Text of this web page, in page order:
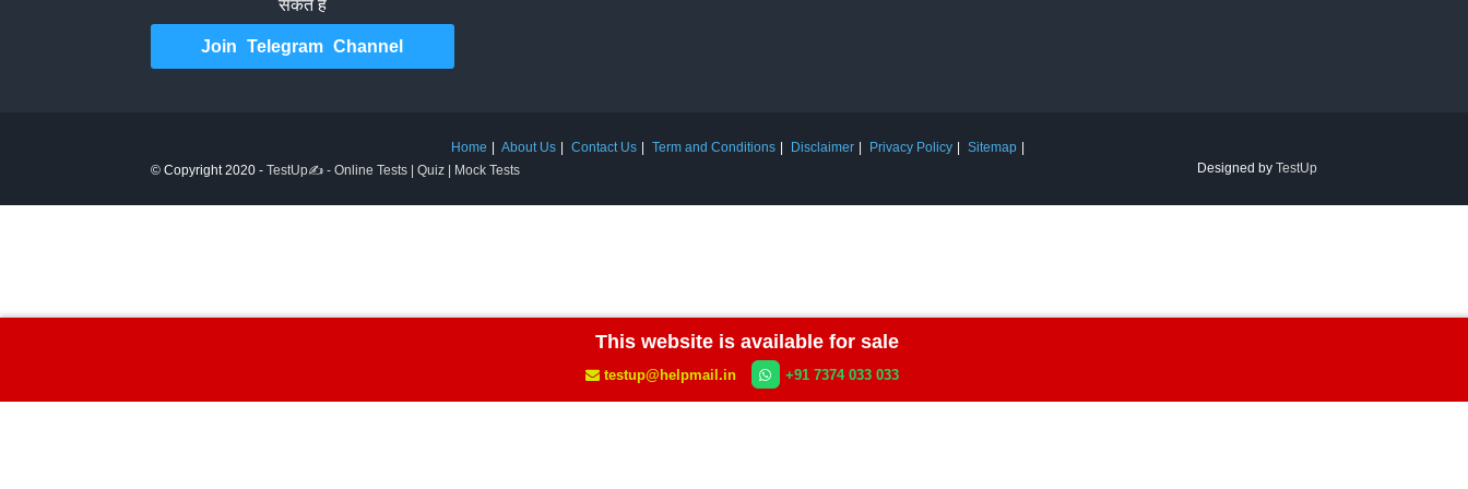
This website is available for sale
testup@helpmail.in +91 7374 033 033
सकते हैं
Join Telegram Channel
Home About Us Contact Us Term and Conditions Disclaimer Privacy Policy
Sitemap
© Copyright 2020 - TestUp✍️ - Online Tests | Quiz | Mock Tests Designed by TestUp